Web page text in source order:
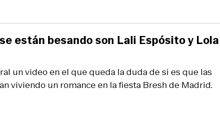
un video en el que queda la duda de si es que las
viviendo un romance en la fiesta Bresh de Madrid.
están besando son Lali Espósito y Lola